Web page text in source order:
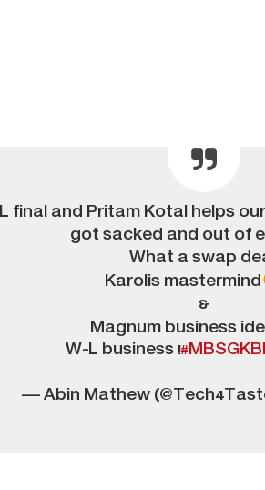
final and Pritam Kotal helps
got sacked and out of
What a swap
Karolis mastermind
&
Magnum business
W-L business !
— Abin Mathew